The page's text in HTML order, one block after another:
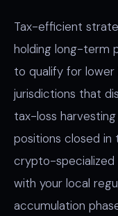
Tax-efficient
holding long-term
to qualify for
jurisdictions that
tax-loss
positions closed in
crypto-specialized
with your local
accumulation